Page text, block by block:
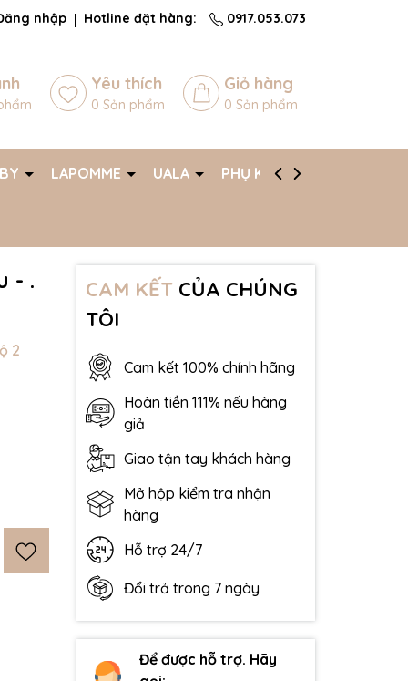
nhập Hotline đặt hàng: 0917.053.073
Yêu thích
0 Sản phẩm
Giỏ hàng
0 Sản phẩm
LAPOMME UALA PHỤ KIỆN
- .
2
CAM KẾTCỦA CHÚNG
TÔI
Cam kết 100% chính hãng
Hoàn tiền 111% nếu hàng
giả
Giao tận tay khách hàng
Mở hộp kiểm tra nhận
hàng
Hỗ trợ 24/7
Đổi trả trong 7 ngày
Để được hỗ trợ. Hãy